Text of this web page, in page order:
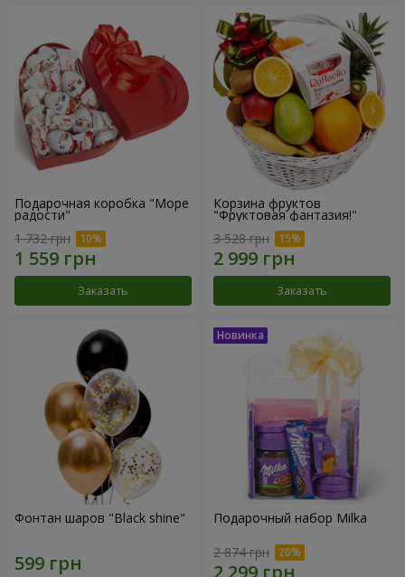
Подарочная коробка "Море
радости"
1 732 грн
Заказать
Корзина фруктов
"Фруктовая фантазия!"
3 528 грн
Заказать
Фонтан шаров "Black shine" Подарочный набор Milka
2 874 грн